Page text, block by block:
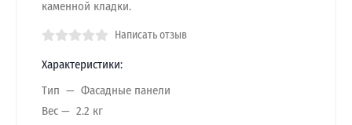
каменной кладки.
Написать отзыв
Характеристики:
Тип
Фасадные панели
Вес
2.2 кг